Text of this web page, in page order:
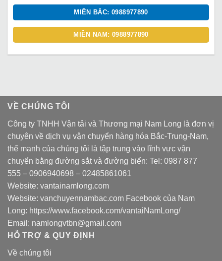
MIỀN BẮC: 0988977890
MIỀN NAM: 0988977890
VỀ CHÚNG TÔI
Công ty TNHH Vận tải và Thương mại Nam Long là đơn vị
chuyên về dịch vụ vận chuyển hàng hóa Bắc-Trung-Nam,
thế mạnh của chúng tôi là tập trung vào lĩnh vực vận
chuyển bằng đường sắt và đường biển: Tel: 0987 877
555 – 0906940698 – 02485861061
Website: vantainamlong.com
Website: vanchuyennambac.com Facebook của Nam
Long: https://www.facebook.com/vantaiNamLong/
Email: namlongvtbn@gmail.com
HỖ TRỢ & QUY ĐỊNH
Về chúng tôi